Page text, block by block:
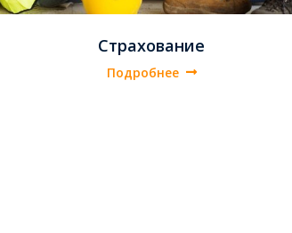
Страхование
Подробнее